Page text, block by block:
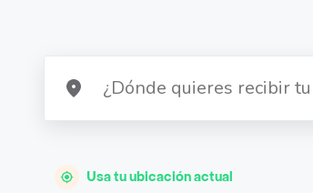
Usa tu ubicación actual